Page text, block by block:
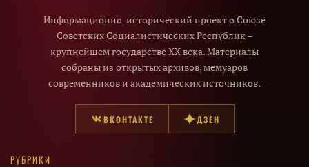
Информационно-исторический проект о Союзе
Советских Социалистических Республик –
крупнейшем государстве XX века. Материалы
собраны из открытых архивов, мемуаров
современников и академических источников.
ВКОНТАКТЕ ДЗЕН
РУБРИКИ